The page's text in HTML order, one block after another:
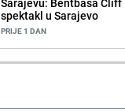
Sarajevu: Bentbaša Cliff
spektakl u Sarajevo
PRIJE 1 DAN